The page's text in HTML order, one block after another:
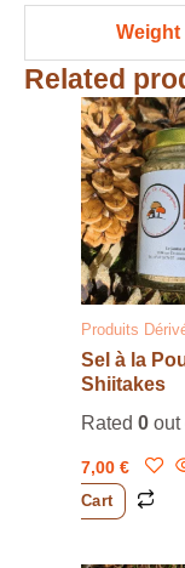
Weight
Related
Produits
Sel à la
Shiitakes
Rated 0out
7,00 €
Cart